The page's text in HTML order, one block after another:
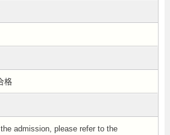
格
admission, please refer to the